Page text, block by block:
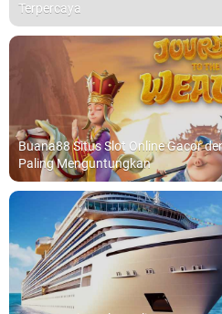
Terpercaya
Buana88 Situs Slot Online Gacor
Paling Menguntungkan